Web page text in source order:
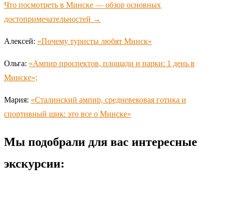
Что посмотреть в Минске — обзор основных
достопримечательностей →
Алексей: «Почему туристы любят Минск»
Ольга: «Ампир проспектов, площади и парки: 1 день в
Минске»;
Мария: «Сталинский ампир, средневековая готика и
спортивный шик: это все о Минске»
Мы подобрали для вас интересные
экскурсии: